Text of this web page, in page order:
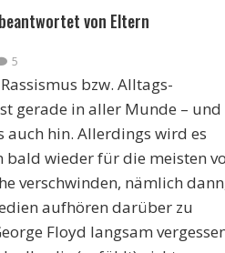
von Eltern
5
bzw. Alltags-
gerade in aller Munde – und
auch hin. Allerdings wird es
bald wieder für die meisten
verschwinden, nämlich
aufhören darüber zu
Floyd langsam